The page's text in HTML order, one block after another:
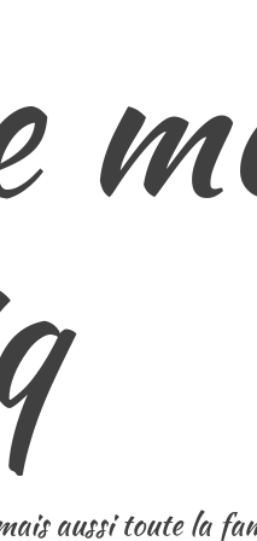
aussi toute la